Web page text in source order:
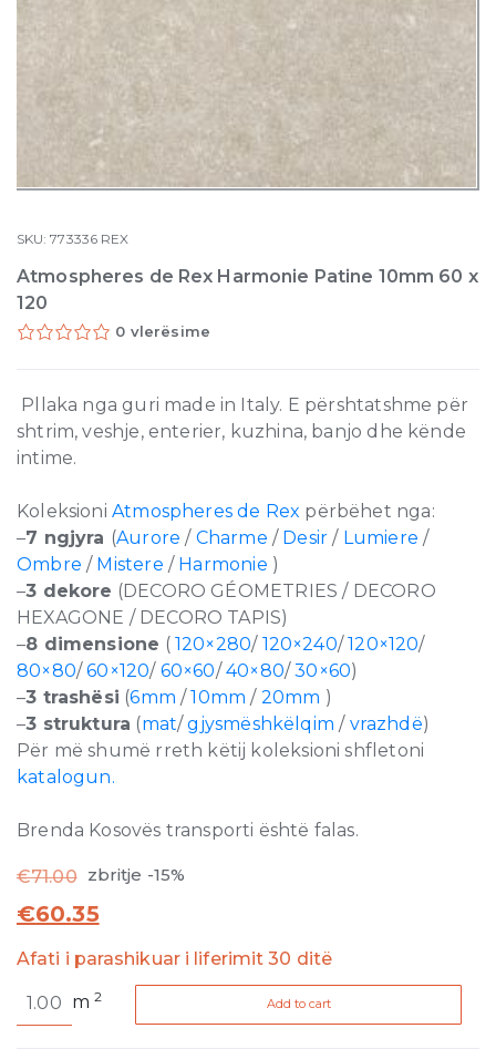
SKU:773336 REX
Atmospheres de Rex Harmonie Patine 10mm 60 x
120
0 vlerësime
Pllaka nga guri made in Italy. E përshtatshme për
shtrim, veshje, enterier, kuzhina, banjo dhe kënde
intime.
Koleksioni Atmospheres de Rex përbëhet nga:
–7 ngjyra (Aurore / Charme / Desir / Lumiere /
Ombre / Mistere / Harmonie )
–3 dekore (DECORO GÉOMETRIES / DECORO
HEXAGONE / DECORO TAPIS)
–8 dimensione ( 120×280/ 120×240/120×120/
80×80/60×120/ 60×60/40×80/30×60)
–3 trashësi (6mm/10mm / 20mm )
–3 struktura (mat/gjysmëshkëlqim/ vrazhdë)
Për më shumë rreth këtij koleksioni shfletoni
katalogun.
Brenda Kosovës transporti është falas.
€71.00 zbritje -15%
€60.35
Afati i parashikuar i liferimit 30 ditë
de
m2 Add to cart